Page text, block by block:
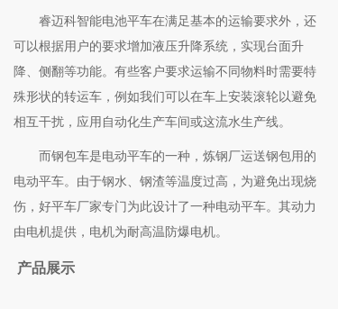
睿迈科智能电池平车在满足基本的运输要求外，还
可以根据用户的要求增加液压升降系统，实现台面升
降、侧翻等功能。有些客户要求运输不同物料时需要特
殊形状的转运车，例如我们可以在车上安装滚轮以避免
相互干扰，应用自动化生产车间或这流水生产线。
而钢包车是电动平车的一种，炼钢厂运送钢包用的
电动平车。由于钢水、钢渣等温度过高，为避免出现烧
伤，好平车厂家专门为此设计了一种电动平车。其动力
由电机提供，电机为耐高温防爆电机。
产品展示